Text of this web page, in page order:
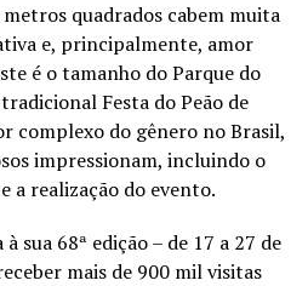
quadrados cabem muita
e, principalmente, amor
é o tamanho do Parque do
Festa do Peão de
complexo do gênero no Brasil,
impressionam, incluindo o
a realização do evento.
sua 68ª edição – de 17 a 27 de
mais de 900 mil visitas